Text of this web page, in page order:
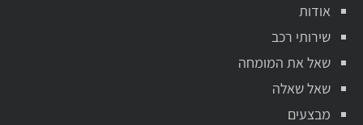
אודות
שירותי רכב
שאל את המומחה
שאל שאלה
מבצעים